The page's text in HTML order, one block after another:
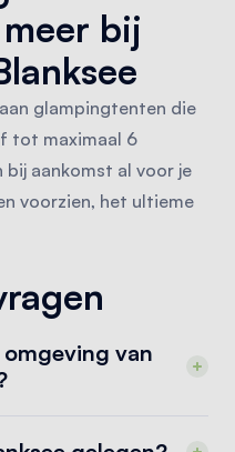
bij
glampingtenten die
tot maximaal 6
bij aankomst al voor je
voorzien, het ultieme
van